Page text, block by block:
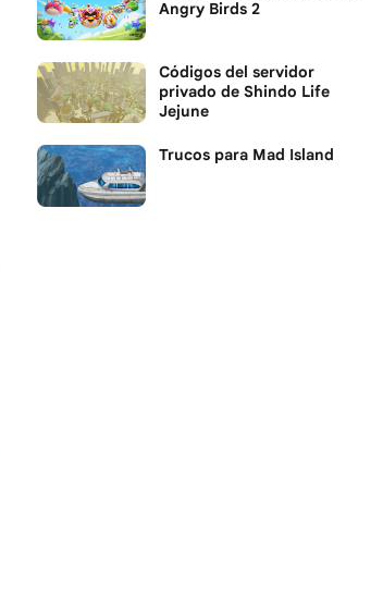
Angry Birds 2
Códigos del servidor
privado de Shindo Life
Jejune
Trucos para Mad Island